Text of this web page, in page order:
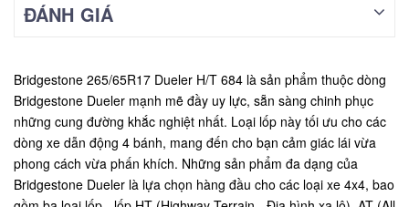
ĐÁNH GIÁ
Bridgestone 265/65R17 Dueler H/T 684 là sản phẩm thuộc dòng
Bridgestone Dueler mạnh mẽ đầy uy lực, sẵn sàng chinh phục
những cung đường khắc nghiệt nhất. Loại lốp này tối ưu cho các
dòng xe dẫn động 4 bánh, mang đến cho bạn cảm giác lái vừa
phong cách vừa phấn khích. Những sản phẩm đa dạng của
Bridgestone Dueler là lựa chọn hàng đầu cho các loại xe 4x4, bao